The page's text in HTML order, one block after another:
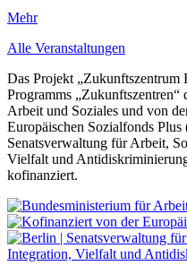
Mehr
Alle Veranstaltungen
Das Projekt „Zukunftszentrum
Programms
Arbeit und Soziales und von
Europäischen Sozialfonds
Senatsverwaltung für Arbeit,
Vielfalt und
kofinanziert.